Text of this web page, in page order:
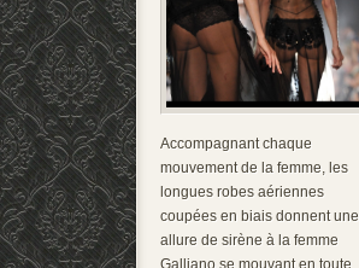
Accompagnant chaque
mouvement de la femme, les
longues robes aériennes
coupées en biais donnent une
allure de sirène à la femme
Galliano se mouvant en toute